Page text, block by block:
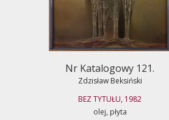
Nr Katalogowy 121.
Zdzisław Beksiński
BEZ TYTUŁU, 1982
olej, płyta